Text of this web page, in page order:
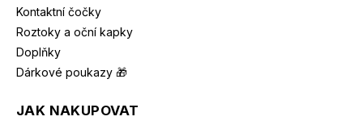
Kontaktní čočky
Roztoky a oční kapky
Doplňky
Dárkové poukazy 🎁
JAK NAKUPOVAT